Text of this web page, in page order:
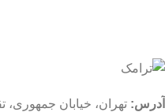
آدرس: تهران، خیابان